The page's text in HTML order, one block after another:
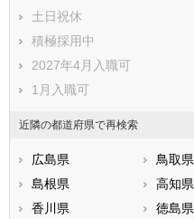
土日祝休
積極採用中
2027年4月入職可
1月入職可
近隣の都道府県で再検索
広島県 鳥取県
島根県
高知県
香川県
徳島県